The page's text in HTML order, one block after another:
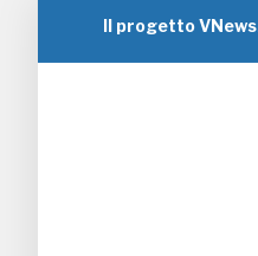
Il progetto